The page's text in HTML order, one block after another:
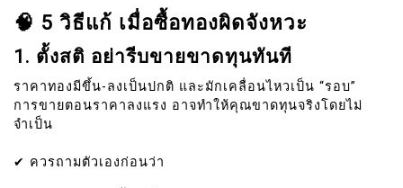
🧠 5 วิธีแก้ เมื่อซื้อทองผิดจังหวะ
1. ตั้งสติ อย่ารีบขายขาดทุนทันที
ราคาทองมีขึ้น-ลงเป็นปกติ และมักเคลื่อนไหวเป็น “รอบ”
การขายตอนราคาลงแรง อาจทำให้คุณขาดทุนจริงโดยไม่
จำเป็น
✔ ควรถามตัวเองก่อนว่า